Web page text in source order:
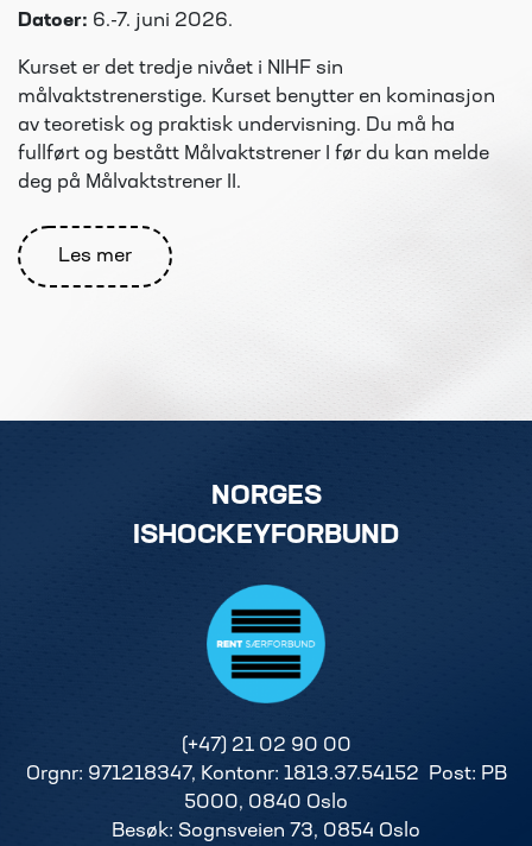
Datoer: 6.-7. juni 2026.
Kurset er det tredje nivået i NIHF sin
målvaktstrenerstige. Kurset benytter en kominasjon
av teoretisk og praktisk undervisning. Du må ha
fullført og bestått Målvaktstrener I før du kan melde
deg på Målvaktstrener II.
Les mer
NORGES
ISHOCKEYFORBUND
(+47) 21 02 90 00
Orgnr: 971218347, Kontonr: 1813.37.54152 Post: PB
5000, 0840 Oslo
Besøk: Sognsveien 73, 0854 Oslo